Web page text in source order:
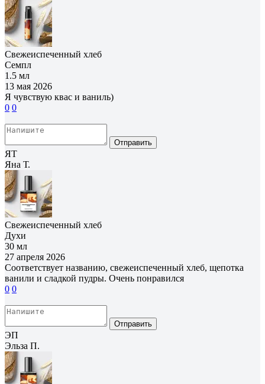
Свежеиспеченный хлеб
Семпл
1.5 мл
13 мая 2026
Я чувствую квас и ваниль)
0 0
Отправить
ЯТ
Яна Т.
Свежеиспеченный хлеб
Духи
30 мл
27 апреля 2026
Соответствует названию, свежеиспеченный хлеб, щепотка
ванили и сладкой пудры. Очень понравился
0 0
Отправить
ЭП
Эльза П.